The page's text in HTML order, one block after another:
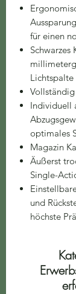
für einen
Schwarzes
Lichtspalte
Individuell
optimales
Magazin
Äußerst
Single-
und
höchste